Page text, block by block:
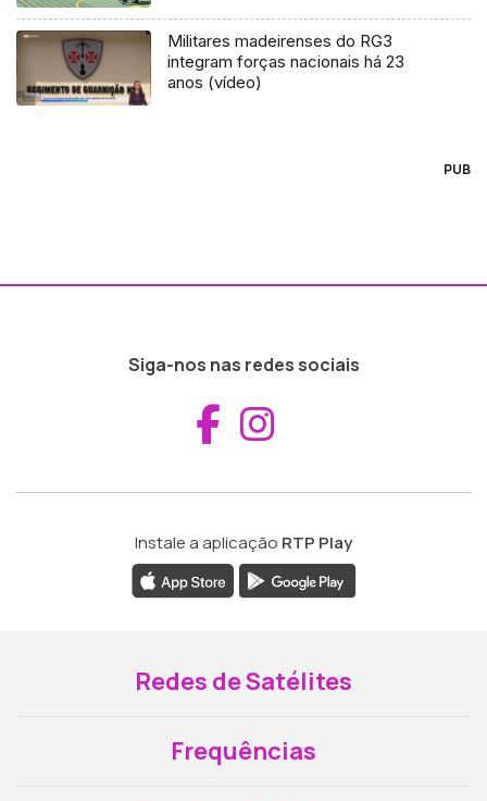
Militares madeirenses do RG3
integram forças nacionais há 23
anos (vídeo)
PUB
Siga-nos nas redes sociais
Aceder ao
Instale a aplicação RTP Play
Redes de Satélites
Frequências